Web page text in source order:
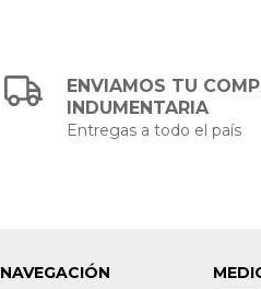
ENVIAMOS TU
INDUMENTARIA
Entregas a todo el país
NAVEGACIÓN